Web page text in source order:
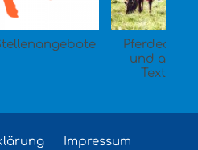
und
Textilien
Impressum